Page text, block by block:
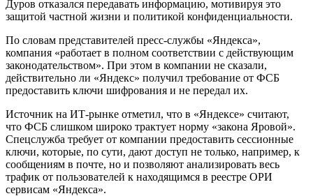
Дуров отказался передавать информацию, мотивируя это
защитой частной жизни и политикой конфиденциальности.
По словам представителей пресс-службы «Яндекса»,
компания «работает в полном соответствии с действующим
законодательством». При этом в компании не сказали,
действительно ли «Яндекс» получил требование от ФСБ
предоставить ключи шифрования и не передал их.
Источник на ИТ-рынке отметил, что в «Яндексе» считают,
что ФСБ слишком широко трактует норму «закона Яровой».
Спецслужба требует от компании предоставить сессионные
ключи, которые, по сути, дают доступ не только, например, к
сообщениям в почте, но и позволяют анализировать весь
трафик от пользователей к находящимся в реестре ОРИ
сервисам «Яндекса».